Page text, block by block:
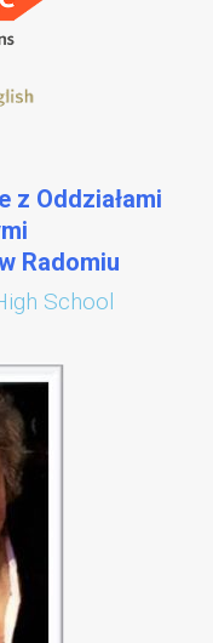
z Oddziałami
Radomiu
School